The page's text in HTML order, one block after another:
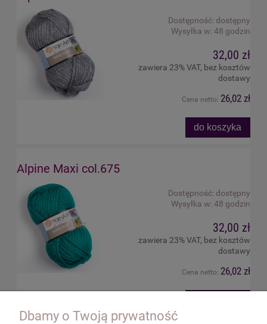
Dostępność: dostępny
Wysyłka w: 48 godzin
32,00 zł
zawiera 23% VAT, bez kosztów
dostawy
Cena netto: 26,02 zł
do koszyka
Alpine Maxi col.675
Dostępność: dostępny
Wysyłka w: 48 godzin
32,00 zł
zawiera 23% VAT, bez kosztów
dostawy
Cena netto: 26,02 zł
Dbamy o Twoją prywatność